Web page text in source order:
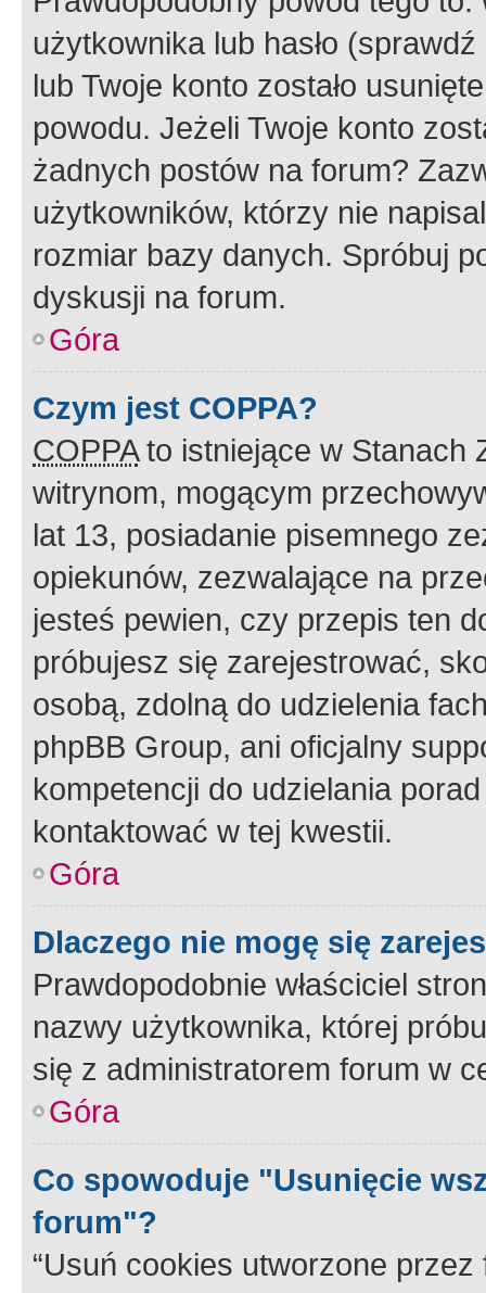
użytkownika lub hasło
lub Twoje konto zostało
powodu. Jeżeli Twoje konto
żadnych postów na forum?
użytkowników, którzy nie
rozmiar bazy danych. Spróbuj
dyskusji na forum.
Góra
Czym jest COPPA?
COPPAto istniejące w Stanach
witrynom, mogącym
lat 13, posiadanie pisemnego
opiekunów, zezwalające na
jesteś pewien, czy przepis ten
próbujesz się zarejestrować,
osobą, zdolną do udzielenia
phpBB Group, ani oficjalny
kompetencji do udzielania
kontaktować w tej kwestii.
Góra
Dlaczego nie mogę się
Prawdopodobnie właściciel
nazwy użytkownika, której
się z administratorem forum w
Góra
Co spowoduje "Usunięcie
forum"?
“Usuń cookies utworzone